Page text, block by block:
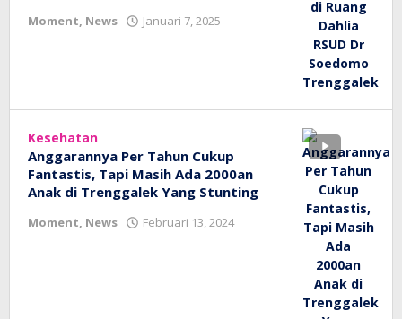
Moment, News Januari 7, 2025
Kesehatan
Anggarannya Per Tahun Cukup
Fantastis, Tapi Masih Ada 2000an
Anak di Trenggalek Yang Stunting
Moment, News Februari 13, 2024